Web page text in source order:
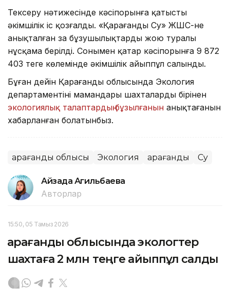
Тексеру нәтижесінде кәсіпорынға қатысты
әкімшілік іс қозғалды. «Қарағанды Су» ЖШС-не
анықталған заң бұзушылықтарды жою туралы
нұсқама берілді. Сонымен қатар кәсіпорынға 9 872
403 теңге көлемінде әкімшілік айыппұл салынды.
Бұған дейін Қарағанды облысында Экология
департаментінің мамандары шахталардың бірінен
экологиялық талаптардың бұзылғанын анықтағанын
хабарланған болатынбыз.
Қарағанды облысы Экология Қарағанды Су
Айзада Агильбаева
Авторлар
15:50, 05 Тамыз 2026
Қарағанды облысында экологтер
шахтаға 2 млн теңге айыппұл салды